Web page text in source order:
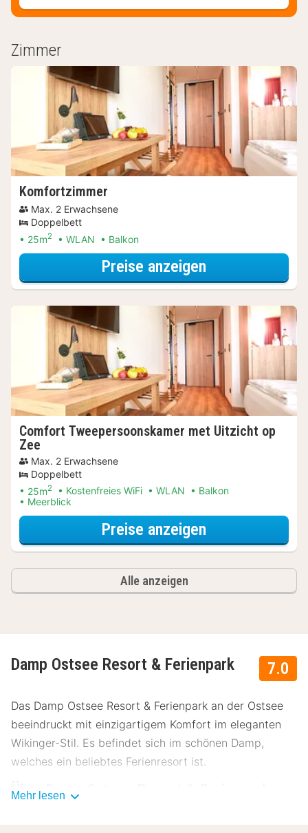
Zimmer
Komfortzimmer
Max. 2 Erwachsene
Doppelbett
25m2 WLAN Balkon
Preise anzeigen
Comfort Tweepersoonskamer met Uitzicht op
Zee
Max. 2 Erwachsene
Doppelbett
25m2 Kostenfreies WiFi WLAN
Balkon
Meerblick
Preise anzeigen
Alle anzeigen
7.0
Damp Ostsee Resort & Ferienpark
Das Damp Ostsee Resort & Ferienpark an der Ostsee
beeindruckt mit einzigartigem Komfort im eleganten
Wikinger-Stil. Es befindet sich im schönen Damp,
welches ein beliebtes Ferienresort ist.
Über Damp Ostsee Resort & Ferienpark
Mehr lesen